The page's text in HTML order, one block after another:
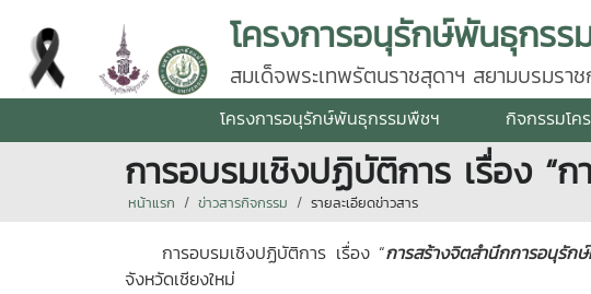
โครงการอนุรักษ์พันธุกรร
สมเด็จพระเทพรัตนราชสุดาฯ สยามบรมรา
โครงการอนุรักษ์พันธุกรรมพืชฯ กิจกรรมโค
การอบรมเชิงปฏิบัติการ เรื่อง “
หน้าแรก ข่าวสารกิจกรรม รายละเอียดข่าวสาร
การอบรมเชิงปฏิบัติการ เรื่อง “การสร้างจิตสำนึกการอนุรัก
จังหวัดเชียงใหม่